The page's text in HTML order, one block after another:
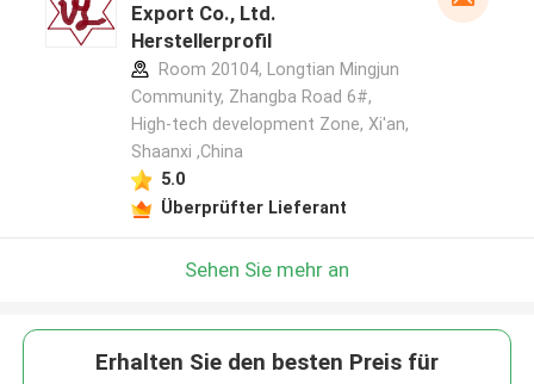
Export Co., Ltd.
Herstellerprofil
Room 20104, Longtian Mingjun
Community, Zhangba Road 6#,
High-tech development Zone, Xi'an,
Shaanxi ,China
5.0
Überprüfter Lieferant
Sehen Sie mehr an
Erhalten Sie den besten Preis für